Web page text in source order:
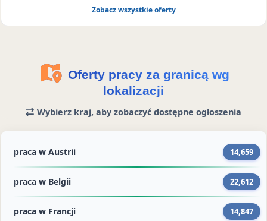
k
z
e
S
r
Zobacz wszystkie oferty
Oferty pracy za granicą wg
lokalizacji
Wybierz kraj, aby zobaczyć dostępne ogłoszenia
praca w Austrii 14,659
praca w Belgii 22,612
praca w Francji 14,847